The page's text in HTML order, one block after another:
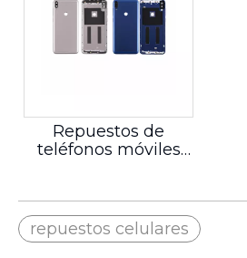
Repuestos de
teléfonos móviles
repuestos celulares